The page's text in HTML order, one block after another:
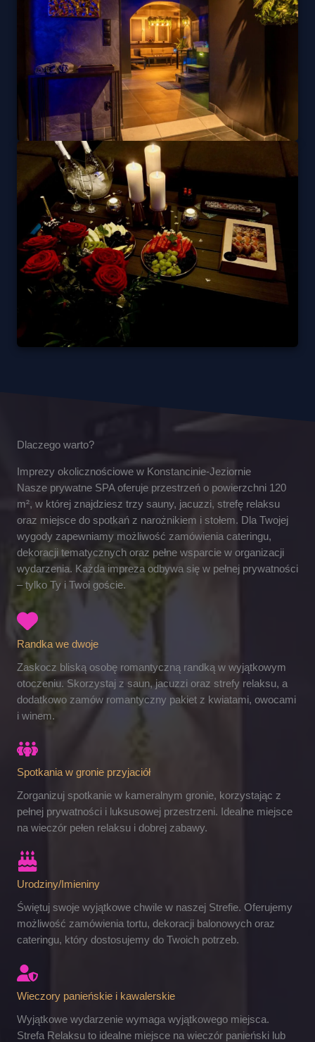
Dlaczego warto?
Imprezy okolicznościowe w Konstancinie-Jeziornie
Nasze prywatne SPA oferuje przestrzeń o powierzchni 120
m², w której znajdziesz trzy sauny, jacuzzi, strefę relaksu
oraz miejsce do spotkań z narożnikiem i stołem. Dla Twojej
wygody zapewniamy możliwość zamówienia cateringu,
dekoracji tematycznych oraz pełne wsparcie w organizacji
wydarzenia. Każda impreza odbywa się w pełnej prywatności
– tylko Ty i Twoi goście.
Randka we dwoje
Zaskocz bliską osobę romantyczną randką w wyjątkowym
otoczeniu. Skorzystaj z saun, jacuzzi oraz strefy relaksu, a
dodatkowo zamów romantyczny pakiet z kwiatami, owocami
i winem.
Spotkania w gronie przyjaciół
Zorganizuj spotkanie w kameralnym gronie, korzystając z
pełnej prywatności i luksusowej przestrzeni. Idealne miejsce
na wieczór pełen relaksu i dobrej zabawy.
Urodziny/Imieniny
Świętuj swoje wyjątkowe chwile w naszej Strefie. Oferujemy
możliwość zamówienia tortu, dekoracji balonowych oraz
cateringu, który dostosujemy do Twoich potrzeb.
Wieczory panieńskie i kawalerskie
Wyjątkowe wydarzenie wymaga wyjątkowego miejsca.
Strefa Relaksu to idealne miejsce na wieczór panieński lub